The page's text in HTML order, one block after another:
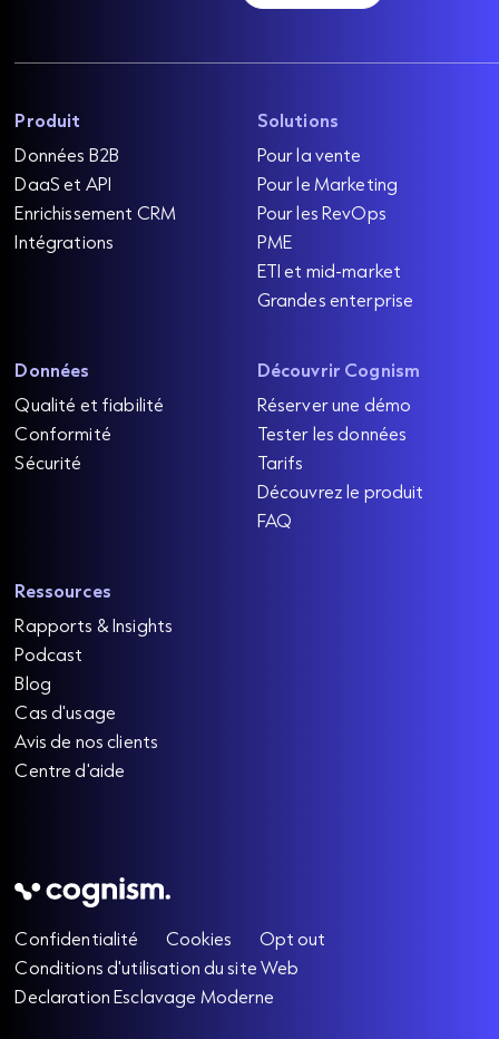
Produit
Données B2B
DaaS et API
Enrichissement CRM
Intégrations
Solutions
Pour la vente
Pour le Marketing
Pour les RevOps
PME
ETI et mid-market
Grandes enterprise
Données
Qualité et fiabilité
Conformité
Sécurité
Découvrir Cognism
Réserver une démo
Tester les données
Tarifs
Découvrez le produit
FAQ
Ressources
Rapports & Insights
Podcast
Blog
Cas d'usage
Avis de nos clients
Centre d'aide
Confidentialité Cookies
Opt out
Conditions d'utilisation du site Web
Declaration Esclavage Moderne